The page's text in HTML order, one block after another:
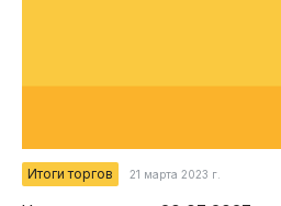
Итоги торгов 21 марта 2023 г.